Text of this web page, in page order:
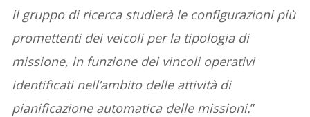
il gruppo di ricerca studierà le configurazioni più
promettenti dei veicoli per la tipologia di
missione, in funzione dei vincoli operativi
identificati nell’ambito delle attività di
pianificazione automatica delle missioni.”